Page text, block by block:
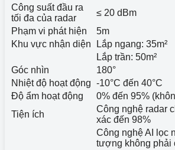
Công suất đầu ra
tối đa của radar
≤ 20 dBm
Phạm vi phát hiện
5m
Khu vực nhận diện
Lắp ngang: 35m²
Lắp trần: 50m²
Góc nhìn
180°
Nhiệt độ hoạt động -10°C đến 40°C
Độ ẩm hoạt động
0% đến 95%
Tiện ích
Công nghệ radar
xác đến 98%
Công nghệ AI lọc
tượng không phải